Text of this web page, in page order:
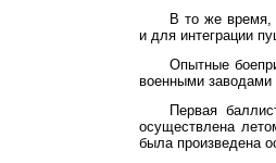
В то же время,
и для интеграции
Опытные
военными заводами
Первая
осуществлена
была произведена